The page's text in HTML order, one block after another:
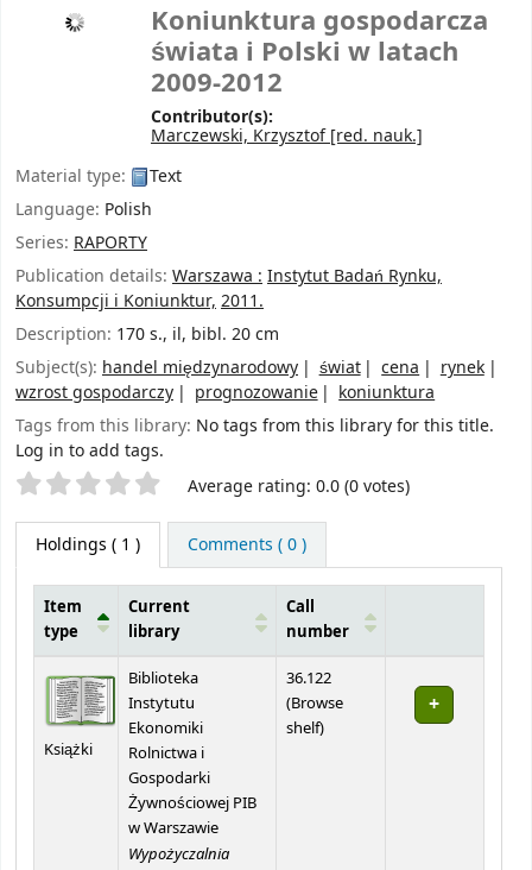
Koniunktura gospodarcza
świata i Polski w latach
2009-2012
Contributor(s):
Marczewski, Krzysztof[red. nauk.]
Material type:
Text
Language: Polish
Series: RAPORTY
Publication details: Warszawa : Instytut Badań Rynku,
Konsumpcji i Koniunktur, 2011.
Description: 170 s., il, bibl. 20 cm
Subject(s): handel międzynarodowy świat cena
rynek
wzrost gospodarczy
prognozowanie
koniunktura
Tags from this library: No tags from this library for this title.
Log in to add tags.
Star ratings Average rating: 0.0 (0 votes)
Holdings ( 1 ) Comments ( 0 )
Item
type
Current
library
Call
number
Książki
Biblioteka
Instytutu
Ekonomiki
Rolnictwa i
Gospodarki
Żywnościowej PIB
w Warszawie
Wypożyczalnia
36.122
(Browse
shelf(Opens below)
)